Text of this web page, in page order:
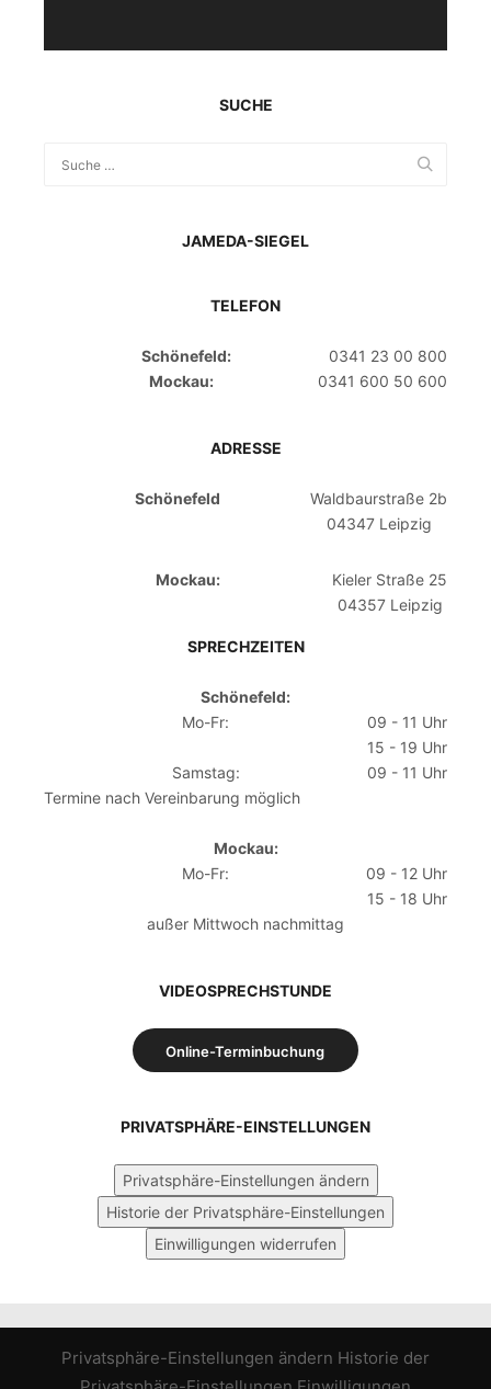
SUCHE
JAMEDA-SIEGEL
TELEFON
Schönefeld:
0341 23 00 800
Mockau:
0341 600 50 600
ADRESSE
Schönefeld
Waldbaurstraße 2b
04347 Leipzig
Mockau:
Kieler Straße 25
04357 Leipzig
SPRECHZEITEN
Schönefeld:
Mo-Fr:
09 - 11 Uhr
15 - 19 Uhr
Samstag:
09 - 11 Uhr
Termine nach Vereinbarung möglich
Mockau:
Mo-Fr:
09 - 12 Uhr
15 - 18 Uhr
außer Mittwoch nachmittag
VIDEOSPRECHSTUNDE
Online-Terminbuchung
PRIVATSPHÄRE-EINSTELLUNGEN
Privatsphäre-Einstellungen ändern
Historie der Privatsphäre-Einstellungen
Einwilligungen widerrufen
Privatsphäre-Einstellungen ändern Historie der